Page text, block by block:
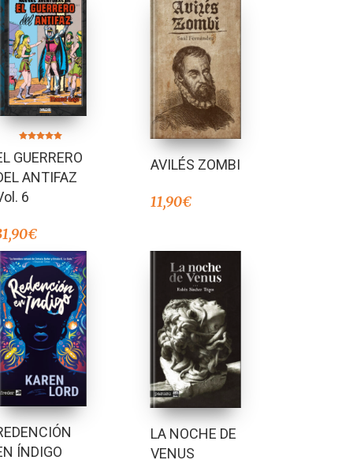
5.00
de 5
GUERRERO
ANTIFAZ
6
€
AVILÉS ZOMBI
11,90€
ÍNDIGO
LA NOCHE DE
VENUS